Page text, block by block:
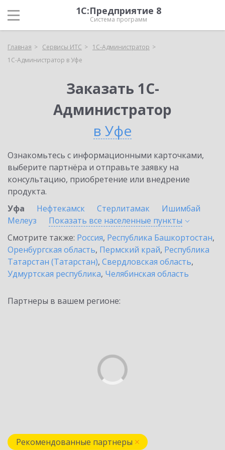
1С:Предприятие 8
Система программ
Главная Сервисы ИТС
1С-Администратор
1С-Администратор в Уфе
Заказать 1С-
Администратор
в Уфе
Ознакомьтесь с информационными карточками,
выберите партнёра и отправьте заявку на
консультацию, приобретение или внедрение
продукта.
Уфа
Нефтекамск Стерлитамак
Ишимбай
Мелеуз
Показать все населенные пункты
Смотрите также: Россия, Республика Башкортостан,
Оренбургская область, Пермский край, Республика
Татарстан (Татарстан), Свердловская область,
Удмуртская республика, Челябинская область
Партнеры в вашем регионе:
Рекомендованные партнеры